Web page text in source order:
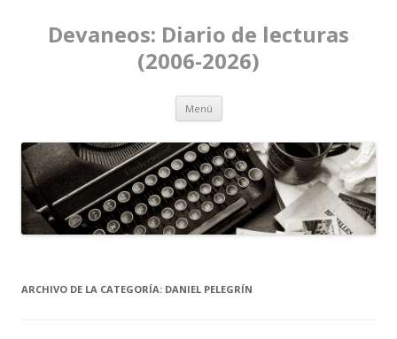
Devaneos: Diario de lecturas
(2006-2026)
Menú Ir al contenido
ARCHIVO DE LA CATEGORÍA: DANIEL PELEGRÍN